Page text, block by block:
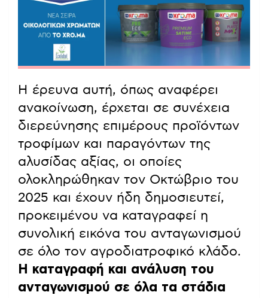
Η έρευνα αυτή, όπως αναφέρει
ανακοίνωση, έρχεται σε συνέχεια
διερεύνησης επιμέρους προϊόντων
τροφίμων και παραγόντων της
αλυσίδας αξίας, οι οποίες
ολοκληρώθηκαν τον Οκτώβριο του
2025 και έχουν ήδη δημοσιευτεί,
προκειμένου να καταγραφεί η
συνολική εικόνα του ανταγωνισμού
σε όλο τον αγροδιατροφικό κλάδο.
Η καταγραφή και ανάλυση του
ανταγωνισμού σε όλα τα στάδια